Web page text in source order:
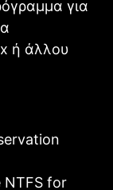
για
ή άλλου
NTFS for